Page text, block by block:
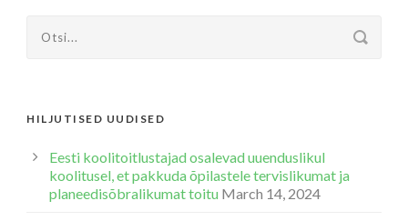
HILJUTISED UUDISED
Eesti koolitoitlustajad osalevad uuenduslikul
koolitusel, et pakkuda õpilastele tervislikumat ja
planeedisõbralikumat toitu March 14, 2024